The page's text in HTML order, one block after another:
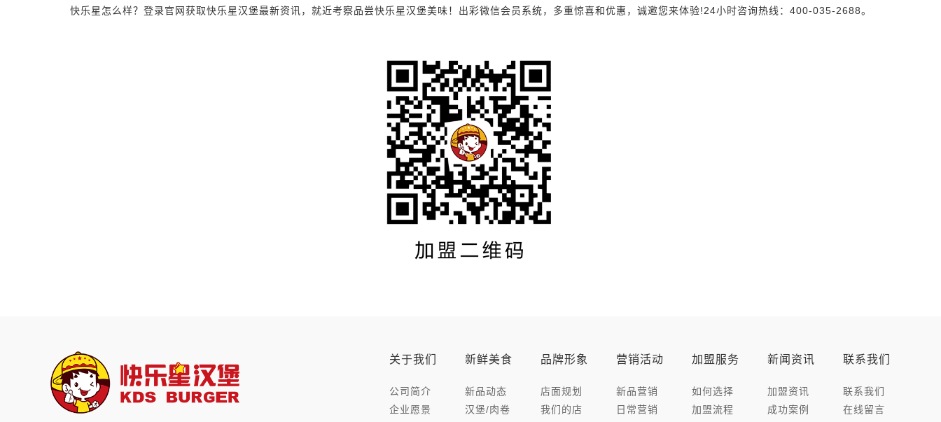
快乐星怎么样？登录官网获取快乐星汉堡最新资讯，就近考察品尝快乐星汉堡美味！出彩微信会员系统，多重惊喜和优惠，诚邀您来体验!24小时咨询热线：400-035-2688。
关于我们
公司简介
企业愿景
新鲜美食
新品动态
汉堡/肉卷
品牌形象
店面规划
我们的店
营销活动
新品营销
日常营销
加盟服务
如何选择
加盟流程
新闻资讯
加盟资讯
成功案例
联系我们
联系我们
在线留言